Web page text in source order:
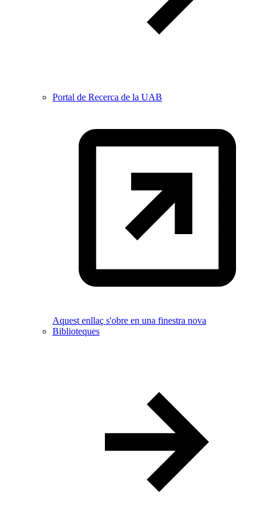
Portal de Recerca de la UAB
Aquest enllaç s'obre en una finestra nova
Biblioteques